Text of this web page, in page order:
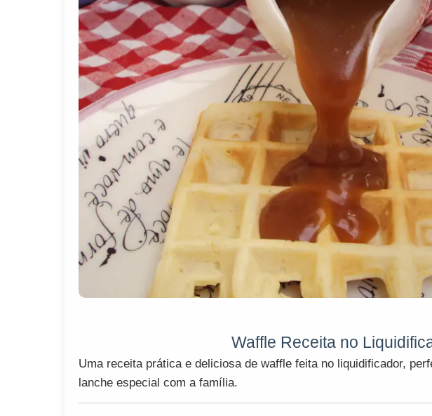
Waffle Receita no
Uma receita prática e deliciosa de waffle feita no liquidificador,
lanche especial com a família.